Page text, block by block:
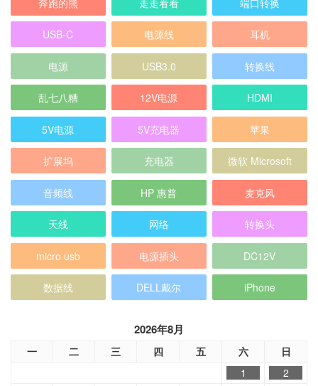
USB-C 电源线 耳机
电源 USB3.0 转换线
乱七八糟 12V电源 HDMI
5V电源 5V充电器 苹果
扩展坞 充电器 微软 Microsoft
音频线 HP 惠普 麦克风
天线 网络 转换头
micro usb 电源插头 DC12V
数据线 DELL戴尔 iPhone
2026年8月
一 二 三 四 五 六 日
1
2